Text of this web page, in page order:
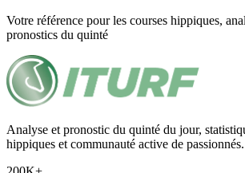
Votre référence pour les courses hippiques,
pronostics du quinté
Analyse et pronostic du quinté du jour,
hippiques et communauté active de passionnés.